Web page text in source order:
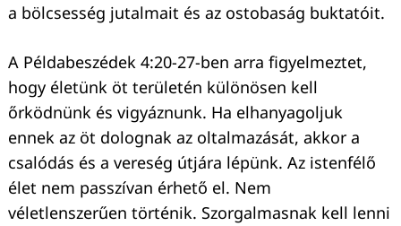
a bölcsesség jutalmait és az ostobaság buktatóit.
A Példabeszédek 4:20-27-ben arra figyelmeztet,
hogy életünk öt területén különösen kell
őrködnünk és vigyáznunk. Ha elhanyagoljuk
ennek az öt dolognak az oltalmazását, akkor a
csalódás és a vereség útjára lépünk. Az istenfélő
élet nem passzívan érhető el. Nem
véletlenszerűen történik. Szorgalmasnak kell lenni